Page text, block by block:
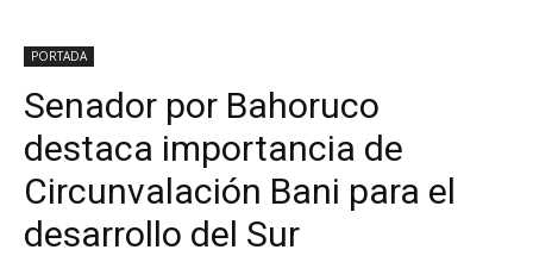
PORTADA
Senador por Bahoruco
destaca importancia de
Circunvalación Bani para el
desarrollo del Sur